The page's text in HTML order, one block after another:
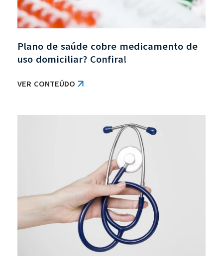
Plano de saúde cobre medicamento de
uso domiciliar? Confira!
VER CONTEÚDO